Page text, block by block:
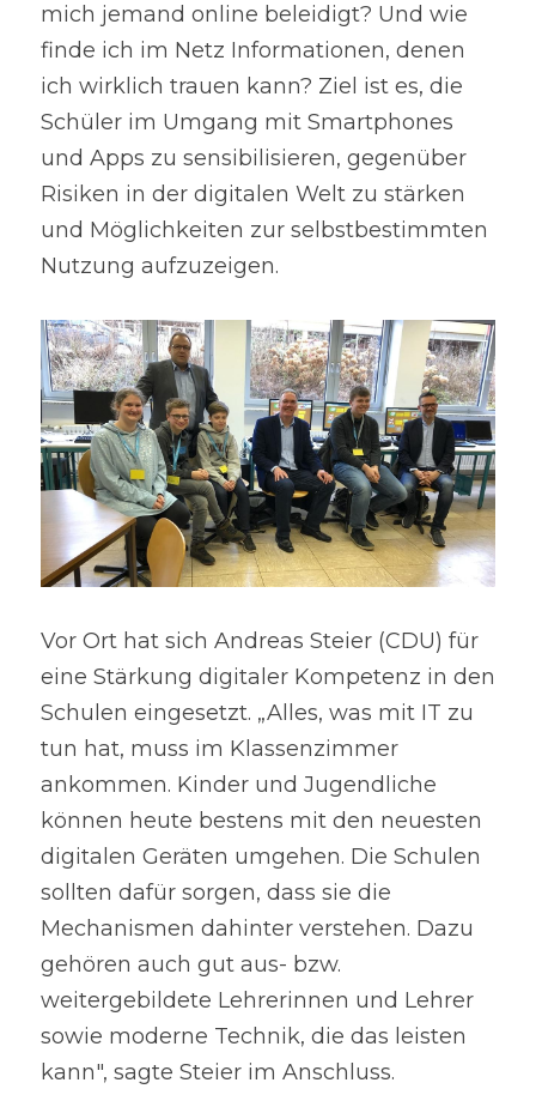
mich jemand online beleidigt? Und wie
finde ich im Netz Informationen, denen
ich wirklich trauen kann? Ziel ist es, die
Schüler im Umgang mit Smartphones
und Apps zu sensibilisieren, gegenüber
Risiken in der digitalen Welt zu stärken
und Möglichkeiten zur selbstbestimmten
Nutzung aufzuzeigen.
Vor Ort hat sich Andreas Steier (CDU) für
eine Stärkung digitaler Kompetenz in den
Schulen eingesetzt. „Alles, was mit IT zu
tun hat, muss im Klassenzimmer
ankommen. Kinder und Jugendliche
können heute bestens mit den neuesten
digitalen Geräten umgehen. Die Schulen
sollten dafür sorgen, dass sie die
Mechanismen dahinter verstehen. Dazu
gehören auch gut aus- bzw.
weitergebildete Lehrerinnen und Lehrer
sowie moderne Technik, die das leisten
kann", sagte Steier im Anschluss.